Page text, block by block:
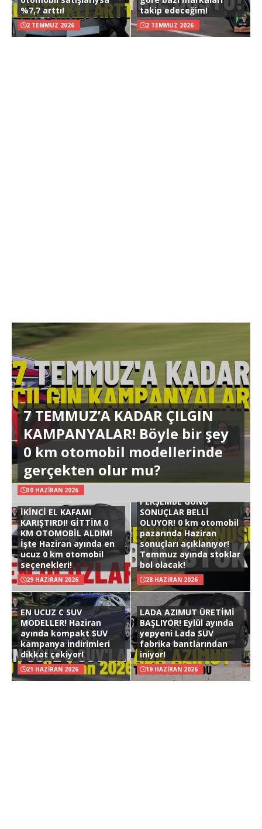
%7,7 arttı!
2 TEMMUZ 2026
takip edeceğim!
2 TEMMUZ 2026
7 TEMMUZ’A KADAR ÇILGIN
KAMPANYALAR! Böyle bir şey
0 km otomobil modellerinde
gerçekten olur mu?
30 HAZIRAN 2026
İKİNCİ EL KAFAMI
KARIŞTIRDI! GİTTİM 0
KM OTOMOBİL ALDIM!
İşte Haziran ayında en
ucuz 0 km otomobil
seçenekleri!
29 HAZIRAN 2026
PERŞEMBE GÜNÜ
SONUÇLAR BELLİ
OLUYOR! 0 km otomobil
pazarında Haziran
sonuçları açıklanıyor!
Temmuz ayında stoklar
bol olacak!
28 HAZIRAN 2026
EN UCUZ C SUV
MODELLER! Haziran
ayında kompakt SUV
kampanya indirimleri
dikkat çekiyor!
21 HAZIRAN 2026
LADA AZIMUT ÜRETİMİ
BAŞLIYOR! Eylül ayında
yepyeni Lada SUV
fabrika bantlarından
iniyor!
19 HAZIRAN 2026